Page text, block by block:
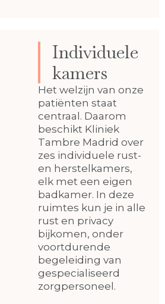
Individuele
kamers
Het welzijn van onze
patiënten staat
centraal. Daarom
beschikt Kliniek
Tambre Madrid over
zes individuele rust-
en herstelkamers,
elk met een eigen
badkamer. In deze
ruimtes kun je in alle
rust en privacy
bijkomen, onder
voortdurende
begeleiding van
gespecialiseerd
zorgpersoneel.